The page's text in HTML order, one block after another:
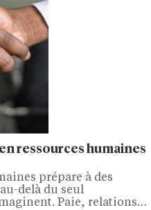
ressources humaines
prépare à des
delà du seul
Paie, relations